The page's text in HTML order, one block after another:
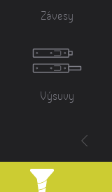
Závesy
Výsuvy